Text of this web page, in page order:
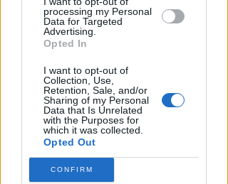
processing my Personal
Data for Targeted
Advertising.
Opted In
I want to opt-out of
Collection, Use,
Retention, Sale, and/or
Sharing of my Personal
Data that Is Unrelated
with the Purposes for
which it was collected.
Opted Out
CONFIRM